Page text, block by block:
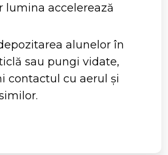
lumina accelerează
alunelor în
sau pungi vidate,
contactul cu aerul și